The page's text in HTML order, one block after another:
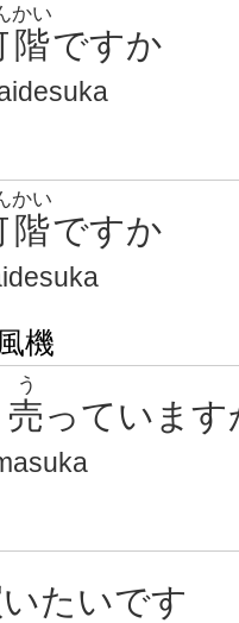
階
かい
ですか
階
かい
ですか
機
売
う
っています
いたいです